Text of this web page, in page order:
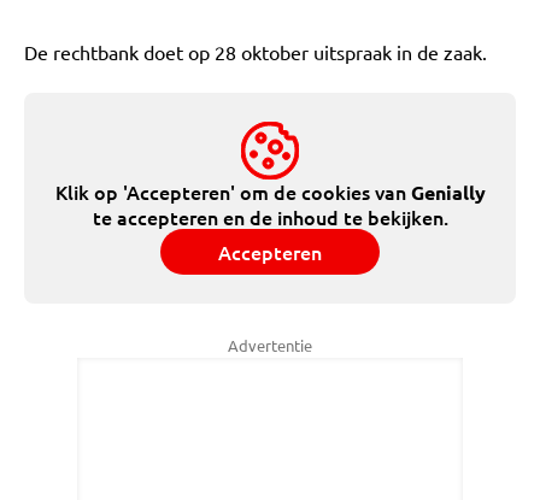
De rechtbank doet op 28 oktober uitspraak in de zaak.
Klik op 'Accepteren' om de cookies vanGenially
te accepteren en de inhoud te bekijken.
Accepteren
Advertentie